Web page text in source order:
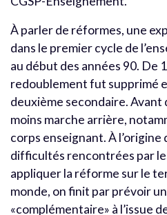
À parler de réformes, une
dans le premier cycle de
au début des années 90. De
redoublement fut supprimé
deuxième secondaire. Avant
moins marche arrière,
corps enseignant. À l’origine
difficultés rencontrées par
appliquer la réforme sur le
monde, on finit par prévoir
«complémentaire» à l’issue